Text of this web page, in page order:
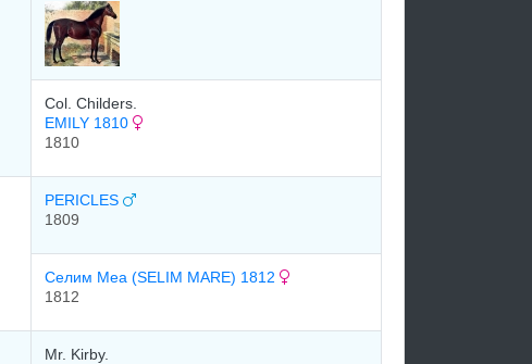
Col. Childers.
EMILY 1810
1810
PERICLES
1809
Селим Меа (SELIM MARE) 1812
1812
Mr. Kirby.